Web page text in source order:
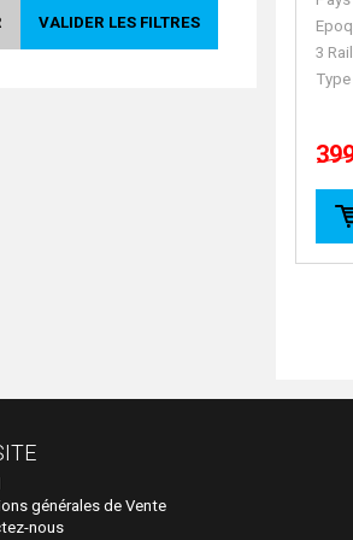
VALIDER LES FILTRES
3
Type
générales de Vente
nous